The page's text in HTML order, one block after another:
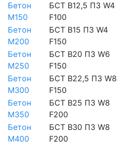
Бетон
М150
БСТ В12,5 П3 W4
F100
Бетон
М200
БСТ В15 П3 W4
F150
Бетон
М250
БСТ В20 П3 W6
F150
Бетон
М300
БСТ В22,5 П3 W8
F150
Бетон
М350
БСТ В25 П3 W8
F200
Бетон
М400
БСТ В30 П3 W8
F200